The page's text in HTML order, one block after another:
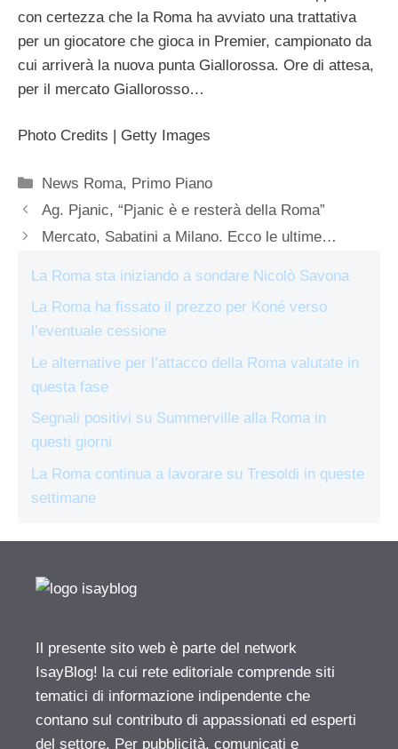
con certezza che la Roma ha avviato una trattativa
per un giocatore che gioca in Premier, campionato da
cui arriverà la nuova punta Giallorossa. Ore di attesa,
per il mercato Giallorosso…
Photo Credits | Getty Images
Categorie
News Roma, Primo Piano
Ag. Pjanic, “Pjanic è e resterà della Roma”
Mercato, Sabatini a Milano. Ecco le ultime…
La Roma sta iniziando a sondare Nicolò Savona
La Roma ha fissato il prezzo per Koné verso
l’eventuale cessione
Le alternative per l’attacco della Roma valutate in
questa fase
Segnali positivi su Summerville alla Roma in
questi giorni
La Roma continua a lavorare su Tresoldi in queste
settimane
Il presente sito web è parte del network
IsayBlog! la cui rete editoriale comprende siti
tematici di informazione indipendente che
contano sul contributo di appassionati ed esperti
del settore. Per pubblicità, comunicati e